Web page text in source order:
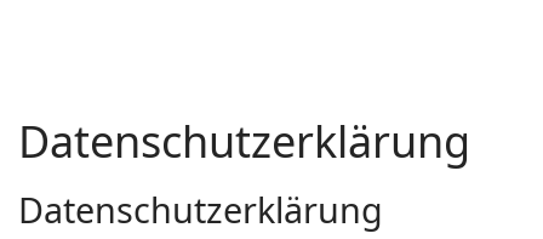
Datenschutzerklärung
Datenschutzerklärung